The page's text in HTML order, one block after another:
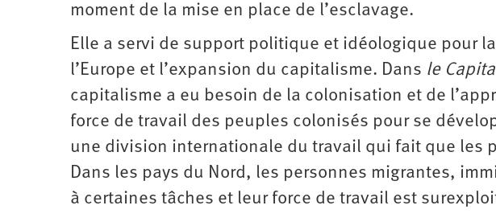
moment de la mise en place de l’esclavage.
Elle a servi de support politique et idéologique pour
l’Europe et l’expansion du capitalisme. Dans le
capitalisme a eu besoin de la colonisation et de
force de travail des peuples colonisés pour se
une division internationale du travail qui fait que les
Dans les pays du Nord, les personnes migrantes,
à certaines tâches et leur force de travail est